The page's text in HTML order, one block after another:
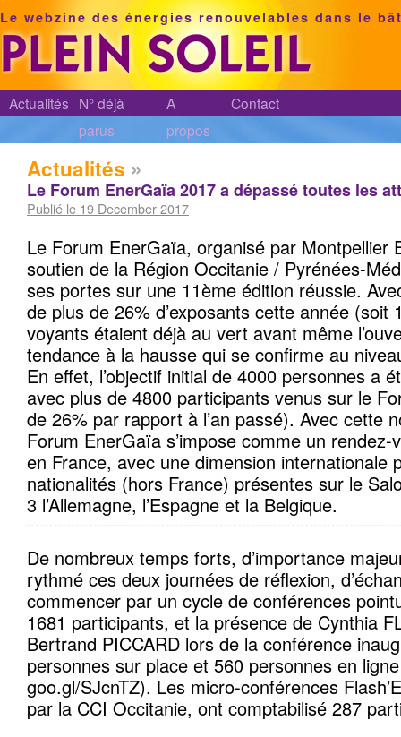
Le webzine des énergies renouvelables dans le
Actualités N° déjà
parus
A
propos
Contact
Actualités »
Le Forum EnerGaïa 2017 a dépassé toutes les
Publié le 19 December 2017
Le Forum EnerGaïa, organisé par Montpellier
soutien de la Région Occitanie / Pyrénées-
ses portes sur une 11ème édition réussie.
de plus de 26% d’exposants cette année (soit
voyants étaient déjà au vert avant même
tendance à la hausse qui se confirme au
En effet, l’objectif initial de 4000 personnes a
avec plus de 4800 participants venus sur le
de 26% par rapport à l’an passé). Avec cette
Forum EnerGaïa s’impose comme un
en France, avec une dimension internationale
nationalités (hors France) présentes sur le
3 l’Allemagne, l’Espagne et la Belgique.
De nombreux temps forts, d’importance
rythmé ces deux journées de réflexion,
commencer par un cycle de conférences
1681 participants, et la présence de Cynthia
Bertrand PICCARD lors de la conférence
personnes sur place et 560 personnes en
goo.gl/SJcnTZ). Les micro-conférences
par la CCI Occitanie, ont comptabilisé 287